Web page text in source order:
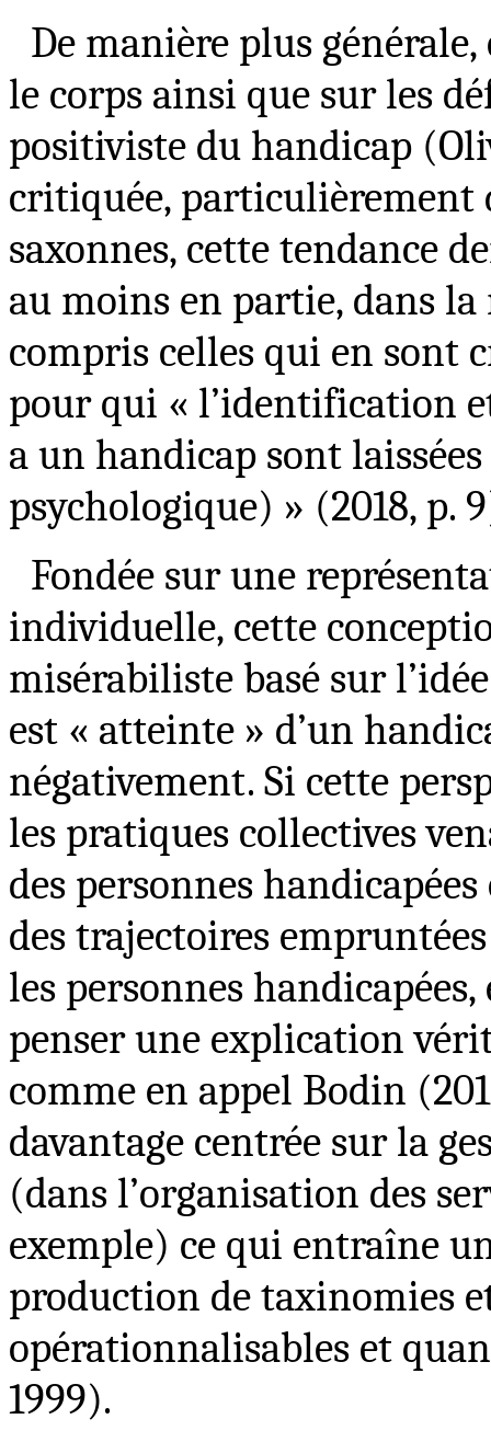
De manière plus
le corps ainsi que sur les
positiviste du handicap
critiquée, particulièrement
saxonnes, cette tendance
au moins en partie, dans
compris celles qui en sont
pour qui « l’identification
a un handicap sont
psychologique) » (2018, p.
Fondée sur une
individuelle, cette
misérabiliste basé sur
est « atteinte » d’un
négativement. Si cette
les pratiques collectives
des personnes
des trajectoires
les personnes
penser une explication
comme en appel Bodin
davantage centrée sur la
(dans l’organisation des
exemple) ce qui entraîne
production de taxinomies
opérationnalisables et
1999).